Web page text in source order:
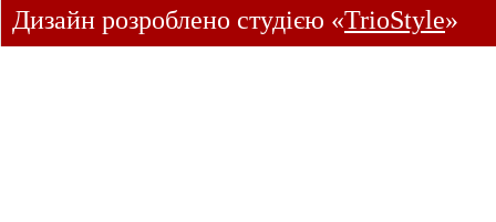
Дизайн розроблено студією «TrioStyle»